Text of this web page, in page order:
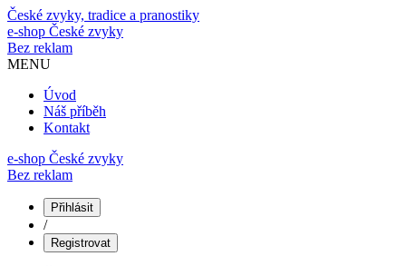
České zvyky, tradice a pranostiky
e-shop České zvyky
Bez reklam
MENU
Úvod
Náš příběh
Kontakt
e-shop České zvyky
Bez reklam
Přihlásit
/
Registrovat